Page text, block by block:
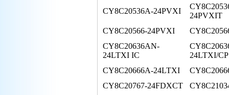
CY8C20536A-24PVXI
24PVXIT
CY8C20566-24PVXI
CY8C20636AN-
24LTXI IC
24LTXI/CP
CY8C20666A-24LTXI
CY8C20767-24FDXCT